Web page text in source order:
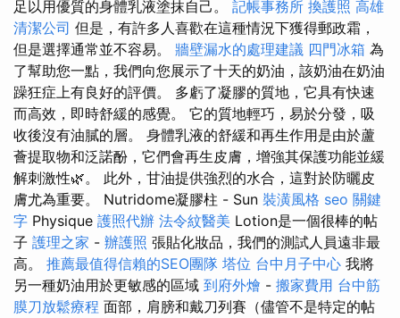
足以用優質的身體乳液塗抹自己。 記帳事務所 換護照 高雄
清潔公司 但是，有許多人喜歡在這種情況下獲得郵政霜，
但是選擇通常並不容易。 牆壁漏水的處理建議 四門冰箱 為
了幫助您一點，我們向您展示了十天的奶油，該奶油在奶油
躁狂症上有良好的評價。 多虧了凝膠的質地，它具有快速
而高效，即時舒緩的感覺。 它的質地輕巧，易於分發，吸
收後沒有油膩的層。 身體乳液的舒緩和再生作用是由於蘆
薈提取物和泛諾酚，它們會再生皮膚，增強其保護功能並緩
解刺激性🌿。 此外，甘油提供強烈的水合，這對於防曬皮
膚尤為重要。 Nutridome凝膠柱 - Sun 裝潢風格 seo 關鍵
字 Physique 護照代辦 法令紋醫美 Lotion是一個很棒的帖
子 護理之家 - 辦護照 張貼化妝品，我們的測試人員遠非最
高。 推薦最值得信賴的SEO團隊 塔位 台中月子中心 我將
另一種奶油用於更敏感的區域 到府外燴 - 搬家費用 台中筋
膜刀放鬆療程 面部，肩膀和戴刀列賽（儘管不是特定的帖